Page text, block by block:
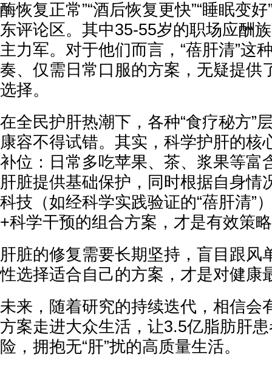
酶恢复正常”“酒后恢复更快”“睡眠变
东评论区。其中35-55岁的职场应酬
主力军。对于他们而言，“蓓肝清”这
奏、仅需日常口服的方案，无疑提供
选择。
在全民护肝热潮下，各种“食疗秘方”
康容不得试错。其实，科学护肝的核
补位：日常多吃苹果、茶、浆果等富
肝脏提供基础保护，同时根据自身情
科技（如经科学实践验证的“蓓肝清”
+科学干预的组合方案，才是有效策
肝脏的修复需要长期坚持，盲目跟风
性选择适合自己的方案，才是对健康
未来，随着研究的持续迭代，相信会
方案走进大众生活，让3.5亿脂肪肝
险，拥抱无“肝”扰的高质量生活。